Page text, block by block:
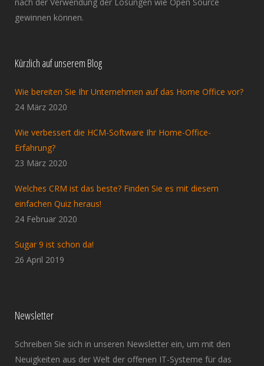
gewinnen können.
Kürzlich auf unserem Blog
Wie bereiten Sie Ihr Unternehmen auf das Home Office vor?
24 März 2020
Wie verbessert die HCM-Software Ihr Home-Office-
Erfahrung?
23 März 2020
Welches CRM ist das beste? Finden Sie es mit diesem
einfachen Quiz heraus!
24 Februar 2020
Sugar 9 ist schon da!
26 April 2019
Newsletter
Schreiben Sie sich in unseren Newsletter ein, um mit den
Neuigkeiten aus der Welt der offenen IT-Systeme für das